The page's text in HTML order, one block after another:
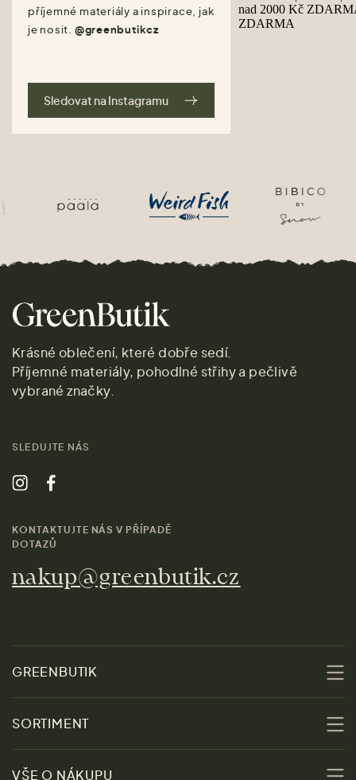
příjemné materiály a inspirace, jak
je nosit. @greenbutikcz
Sledovat na Instagramu
Krásné oblečení, které dobře sedí.
Příjemné materiály, pohodlné střihy a pečlivě
vybrané značky.
SLEDUJTE NÁS
KONTAKTUJTE NÁS V PŘÍPADĚ
DOTAZŮ
nakup@greenbutik.cz
GREENBUTIK
Udržitelnost
SORTIMENT
Slevy
VŠE O NÁKUPU